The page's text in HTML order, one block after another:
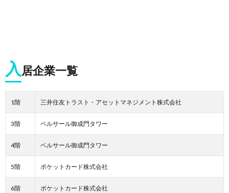
入居企業一覧
1階 三井住友トラスト・アセットマネジメント株式会社
3階 ベルサール御成門タワー
4階 ベルサール御成門タワー
5階 ポケットカード株式会社
6階 ポケットカード株式会社